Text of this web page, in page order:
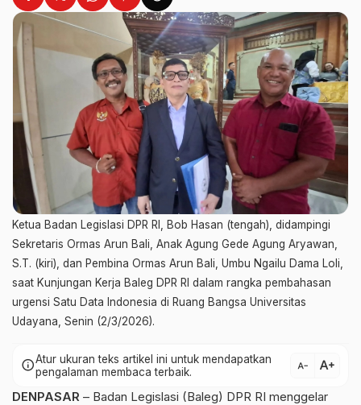
Ketua Badan Legislasi DPR RI, Bob Hasan (tengah), didampingi
Sekretaris Ormas Arun Bali, Anak Agung Gede Agung Aryawan,
S.T. (kiri), dan Pembina Ormas Arun Bali, Umbu Ngailu Dama Loli,
saat Kunjungan Kerja Baleg DPR RI dalam rangka pembahasan
urgensi Satu Data Indonesia di Ruang Bangsa Universitas
Udayana, Senin (2/3/2026).
infoAtur ukuran teks artikel ini untuk mendapatkan
pengalaman membaca terbaik.
text_decrease text_increase
DENPASAR – Badan Legislasi (Baleg) DPR RI menggelar